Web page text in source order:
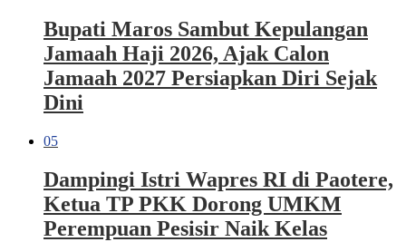
Bupati Maros Sambut Kepulangan
Jamaah Haji 2026, Ajak Calon
Jamaah 2027 Persiapkan Diri Sejak
Dini
05
Dampingi Istri Wapres RI di Paotere,
Ketua TP PKK Dorong UMKM
Perempuan Pesisir Naik Kelas